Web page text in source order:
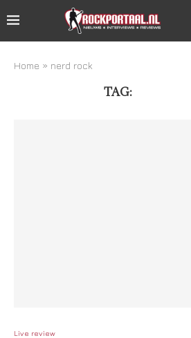
Home » nerd rock
TAG:
Live review